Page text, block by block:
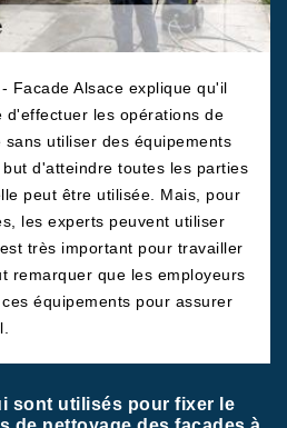
Facade Alsace explique qu'il
d'effectuer les opérations de
utiliser des équipements
d'atteindre toutes les parties
peut être utilisée. Mais, pour
les experts peuvent utiliser
très important pour travailler
remarquer que les employeurs
équipements pour assurer
sont utilisés pour fixer le